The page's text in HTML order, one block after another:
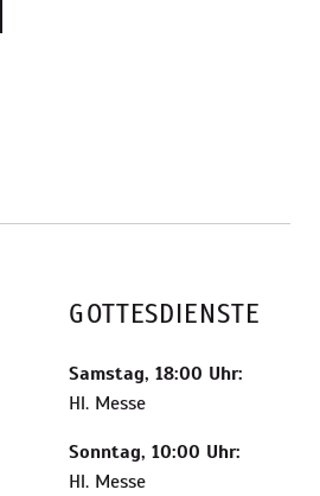
GOTTESDIENSTE
Samstag, 18:00 Uhr:
Hl. Messe
Sonntag, 10:00 Uhr:
Hl. Messe